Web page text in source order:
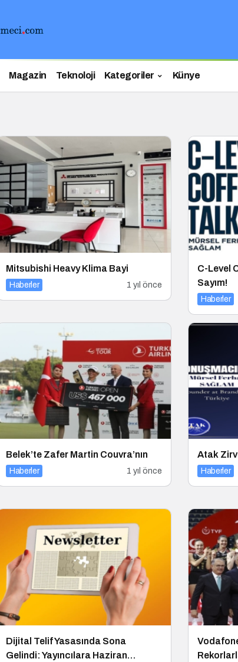
Magazin Teknoloji Kategoriler Künye
Mitsubishi Heavy Klima Bayi
Haberler 1 yıl önce
C-Level
Sayım!
Haberler
Belek’te Zafer Martin Couvra’nın
Haberler 1 yıl önce
Atak
Haberler
Dijital Telif Yasasında Sona
Gelindi: Yayıncılara Haziran